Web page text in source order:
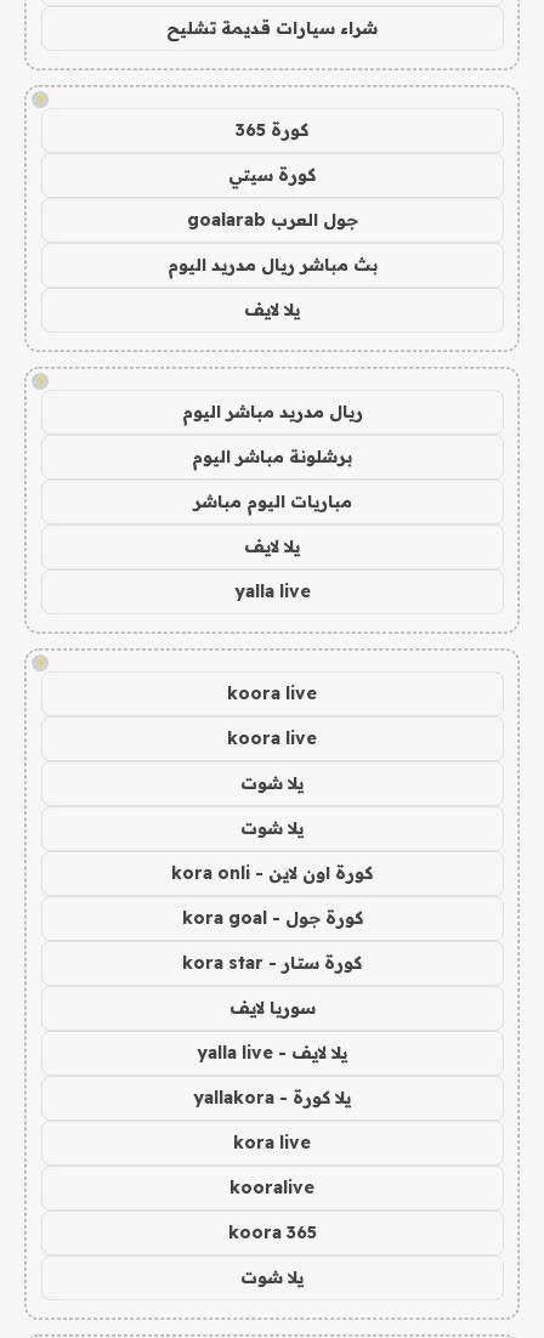
شراء سيارات قديمة تشليح
!
كورة 365
كورة سيتي
جول العرب goalarab
بث مباشر ريال مدريد اليوم
يلا لايف
!
ريال مدريد مباشر اليوم
برشلونة مباشر اليوم
مباريات اليوم مباشر
يلا لايف
yalla live
!
koora live
koora live
يلا شوت
يلا شوت
كورة اون لاين - kora onli
كورة جول - kora goal
كورة ستار - kora star
سوريا لايف
يلا لايف - yalla live
يلا كورة - yallakora
kora live
kooralive
koora 365
يلا شوت